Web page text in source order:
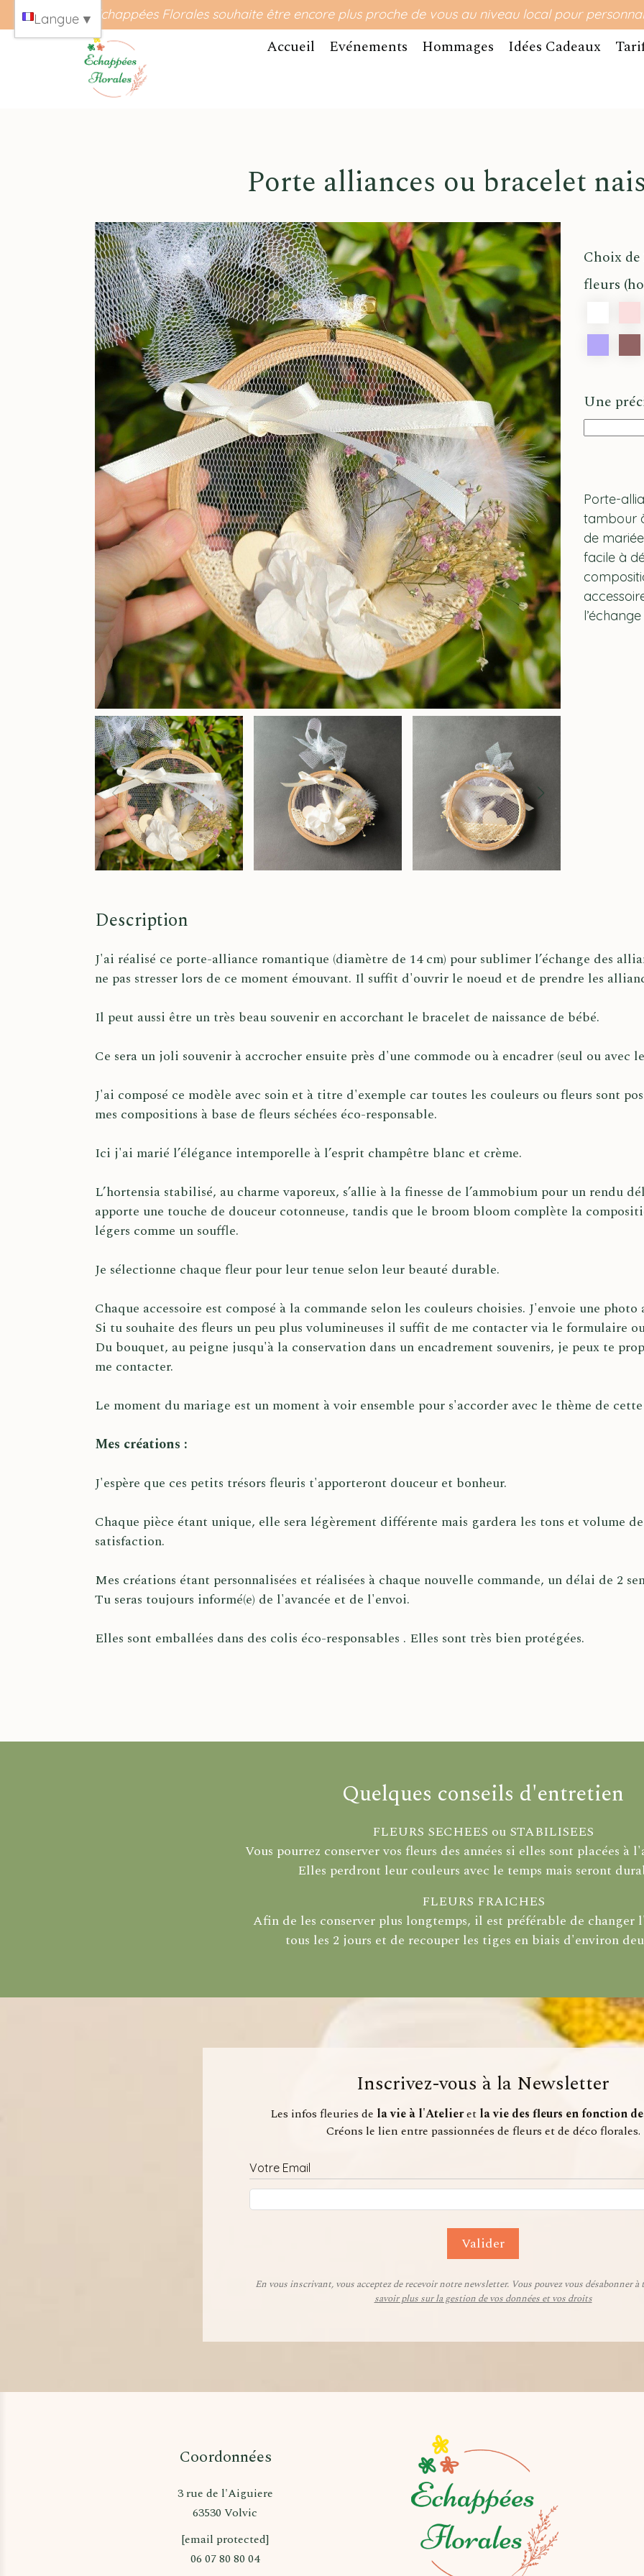
Echappées Florales souhaite être encore plus proche de vous au niveau local pour
Accueil Evénements Hommages Idées Cadeaux
Porte alliances ou bracelet
Choix
fleurs
Une
Porte-
tambour
de
facile à
Description
J'ai réalisé ce porte-alliance romantique (diamètre de 14 cm) pour sublimer l’échange des
ne pas stresser lors de ce moment émouvant. Il suffit d'ouvrir le noeud et de prendre les
Il peut aussi être un très beau souvenir en accorchant le bracelet de naissance de bébé.
Ce sera un joli souvenir à accrocher ensuite près d'une commode ou à encadrer (seul ou avec
J'ai composé ce modèle avec soin et à titre d'exemple car toutes les couleurs ou fleurs sont
mes compositions à base de fleurs séchées éco-responsable.
Ici j'ai marié l’élégance intemporelle à l’esprit champêtre blanc et crème.
L’hortensia stabilisé, au charme vaporeux, s’allie à la finesse de l’ammobium pour un rendu
apporte une touche de douceur cotonneuse, tandis que le broom bloom complète la
légers comme un souffle.
Je sélectionne chaque fleur pour leur tenue selon leur beauté durable.
Chaque accessoire est composé à la commande selon les couleurs choisies. J'envoie une photo
Si tu souhaite des fleurs un peu plus volumineuses il suffit de me contacter via le formulaire
Du bouquet, au peigne jusqu'à la conservation dans un encadrement souvenirs, je peux te
me contacter.
Le moment du mariage est un moment à voir ensemble pour s'accorder avec le thème de
Mes créations :
J'espère que ces petits trésors fleuris t'apporteront douceur et bonheur.
Chaque pièce étant unique, elle sera légèrement différente mais gardera les tons et volume
satisfaction.
Mes créations étant personnalisées et réalisées à chaque nouvelle commande, un délai de 2
Tu seras toujours informé(e) de l'avancée et de l'envoi.
Elles sont emballées dans des colis éco-responsables . Elles sont très bien protégées.
Quelques conseils d'entretien
FLEURS SECHEES ou STABILISEES
Vous pourrez conserver vos fleurs des années si elles sont placées à
Elles perdront leur couleurs avec le temps mais seront
FLEURS FRAICHES
Afin de les conserver plus longtemps, il est préférable de changer
tous les 2 jours et de recouper les tiges en biais d'environ
Inscrivez-vous à la Newsletter
Les infos fleuries de la vie à l'Atelieret la vie des fleurs en fonction
Créons le lien entre passionnées de fleurs et de déco florales.
Votre Email
Valider
En vous inscrivant, vous acceptez de recevoir notre newsletter. Vous pouvez vous désabonner
savoir plus sur la gestion de vos données et vos droits
Coordonnées
3 rue de l'Aiguiere
63530 Volvic
[email protected]
06 07 80 80 04
Langue ▼